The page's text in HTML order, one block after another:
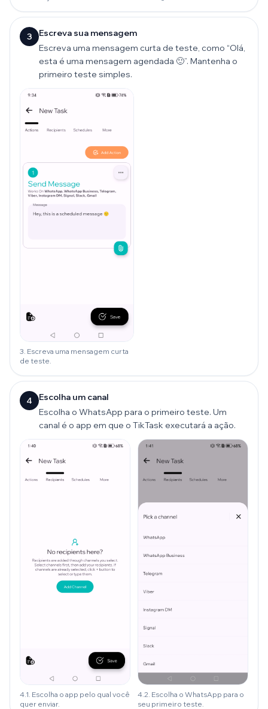
3
Escreva sua mensagem
Escreva uma mensagem curta de teste, como “Olá,
esta é uma mensagem agendada 🙂”. Mantenha o
primeiro teste simples.
3. Escreva uma mensagem curta
de teste.
4
Escolha um canal
Escolha o WhatsApp para o primeiro teste. Um
canal é o app em que o TikTask executará a ação.
4.1. Escolha o app pelo qual você
quer enviar.
4.2. Escolha o WhatsApp para o
seu primeiro teste.